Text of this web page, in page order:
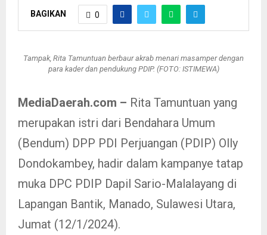
BAGIKAN 0
Tampak, Rita Tamuntuan berbaur akrab menari masamper dengan
para kader dan pendukung PDIP. (FOTO: ISTIMEWA)
MediaDaerah.com – Rita Tamuntuan yang
merupakan istri dari Bendahara Umum
(Bendum) DPP PDI Perjuangan (PDIP) Olly
Dondokambey, hadir dalam kampanye tatap
muka DPC PDIP Dapil Sario-Malalayang di
Lapangan Bantik, Manado, Sulawesi Utara,
Jumat (12/1/2024).